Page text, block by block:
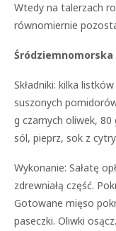
Wtedy na talerzach
równomiernie
Śródziemnomorska
Składniki: kilka
suszonych
g czarnych oliwek, 80
sól, pieprz, sok z
Wykonanie: Sałatę
zdrewniałą część.
Gotowane mięso
paseczki. Oliwki